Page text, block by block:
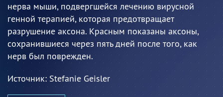
нерва мыши, подвергшейся лечению вирусной
генной терапией, которая предотвращает
разрушение аксона. Красным показаны аксоны,
сохранившиеся через пять дней после того, как
нерв был поврежден.
Источник:Stefanie Geisler